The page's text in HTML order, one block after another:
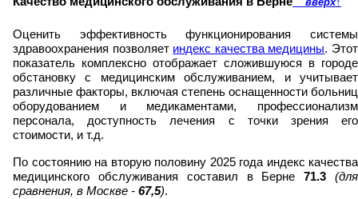
Оценить эффективность функционирования системы
здравоохранения позволяет индекс качества медицины. Этот
показатель комплексно отображает сложившуюся в городе
обстановку с медицинским обслуживанием, и учитывает
различные факторы, включая степень оснащенности больниц
оборудованием и медикаментами, профессионализм
персонала, доступность лечения с точки зрения его
стоимости, и т.д.
По состоянию на вторую половину 2025 года индекс качества
медицинского обслуживания составил в Берне71.3
(для
сравнения, в Москве - 67,5).